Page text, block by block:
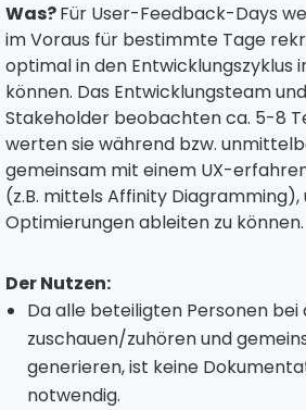
Was?Für User-Feedback-Days
im Voraus für bestimmte Tage
optimal in den Entwicklungszyklus
können. Das Entwicklungsteam
Stakeholder beobachten ca. 5-8
werten sie während bzw.
gemeinsam mit einem UX-
(z.B. mittels Affinity
Optimierungen ableiten zu können.
Der Nutzen:
Da alle beteiligten Personen bei
zuschauen/zuhören und
generieren, ist keine
notwendig.